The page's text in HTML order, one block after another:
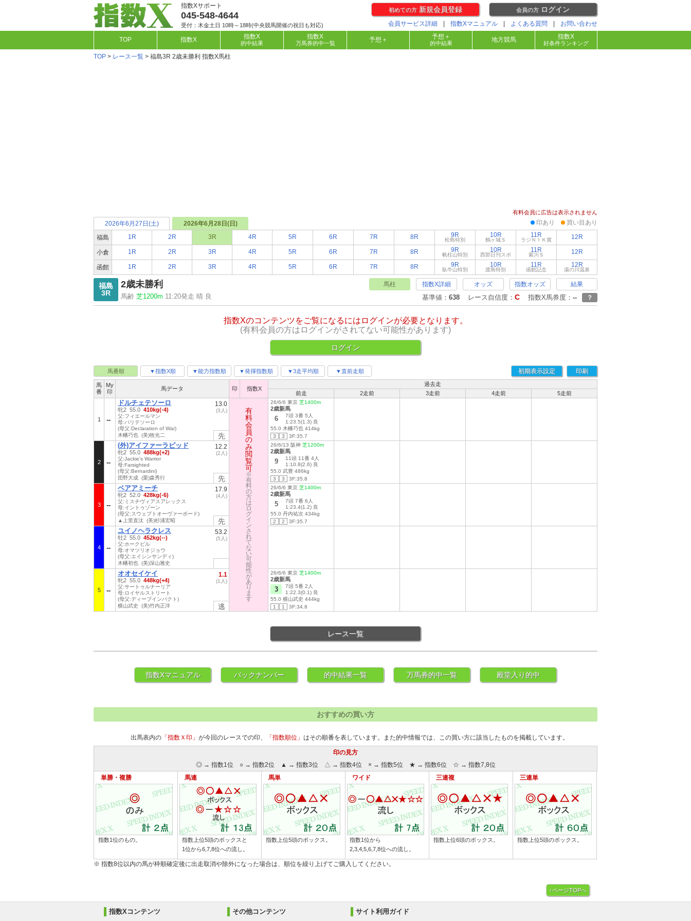
指数Xサポート
045-548-4644
受付：木金土日 10時～18時(中央競馬開催の祝日も対応)
初めての方新規会員登録 会員の方 ログイン
会員サービス詳細 指数Xマニュアル よくある質問 お問い合わせ
TOP 指数X 指数X
的中結果
指数X
万馬券的中一覧 予想＋ 予想＋
的中結果 地方競馬 指数X
好条件ランキング
TOP > レース一覧 > 福島3R 2歳未勝利 指数X馬柱
有料会員に広告は表示されません
2026年6月27日(土) 2026年6月28日(日) 印あり 買い目あり
福島 1R 2R 3R 4R 5R 6R 7R 8R 9R
松島特別
10R
鶴ヶ城Ｓ
11R
ラジＮＩＫ賞 12R
小倉 1R 2R 3R 4R 5R 6R 7R 8R 9R
帆柱山特別
10R
西部日刊スポ
11R
紫川Ｓ 12R
函館 1R 2R 3R 4R 5R 6R 7R 8R 9R
臥牛山特別
10R
渡島特別
11R
函館記念
12R
湯の川温泉
福島
3R
2歳未勝利
馬齢 芝1200m 11:20発走 晴 良
馬柱 指数X詳細 オッズ 指数オッズ 結果
基準値： 638 レース自信度： C 指数X馬券度： -- ？
指数Xのコンテンツをご覧になるにはログインが必要となります。
(有料会員の方はログインがされてない可能性があります)
ログイン
馬番順 ▼指数X順 ▼能力指数順 ▼発揮指数順 ▼3走平均順 ▼直前走順 初期表示設定 印刷
馬
番
My
印
馬データ 印 指数X
過去走
前走
2走前 3走前 4走前 5走前
1
ドルチェテソーロ
牝2 55.0 410kg(-4)
父:フィエールマン
母:パリテソーロ
(母父:Declaration of War)
木幡巧也 (美)牧光二
13.0
(3人)
先
有
料
会
員
の
み
閲
覧
可
※
有
料
の
方
は
ロ
グ
イ
ン
さ
れ
て
な
い
可
能
性
が
あ
り
ま
す
26/6/6 東京 芝1400m
2歳新馬
6
7頭 3番 5人
1:23.5(1.3) 良
55.0 木幡巧也 414kg
3
3 3F:35.7
2
(外)アイファーラピッド
牝2 55.0 488kg(+2)
父:Jackie's Warrior
母:Farsighted
(母父:Bernardini)
団野大成 (栗)森秀行
12.2
(2人)
先
26/6/13 阪神 芝1200m
2歳新馬
9
11頭 11番 4人
1:10.8(2.6) 良
55.0 武豊 486kg
3
3 3F:35.8
3
ベアアミーチ
牝2 52.0 428kg(-6)
父:ミスチヴィアスアレックス
母:イントゥゾーン
(母父:スウェプトオーヴァーボード)
▲上里直汰 (美)杉浦宏昭
17.9
(4人)
先
26/6/6 東京 芝1400m
2歳新馬
5
7頭 7番 6人
1:23.4(1.2) 良
55.0 丹内祐次 434kg
2
2 3F:35.7
4
ユイノヘラクレス
牡2 55.0 452kg(--)
父:ホークビル
母:オマツリオジョウ
(母父:エイシンサンディ)
木幡初也 (美)深山雅史
53.2
(5人)
5
オオセイケイ
牝2 55.0 448kg(+4)
父:サートゥルナーリア
母:ロイヤルストリート
(母父:ディープインパクト)
横山武史 (美)竹内正洋
1.1
(1人)
逃
26/6/6 東京 芝1400m
2歳新馬
3
7頭 5番 2人
1:22.3(0.1) 良
55.0 横山武史 444kg
1
1 3F:34.8
レース一覧
指数Xマニュアル バックナンバー 的中結果一覧 万馬券的中一覧 殿堂入り的中
おすすめの買い方
出馬表内の「指数Ｘ印」 が今回のレースでの印、 「指数順位」 はその順番を表しています。また的中情報では、この買い方に該当したものを掲載しています。
印の見方
◎ → 指数1位 ○ → 指数2位 ▲ → 指数3位 △ → 指数4位 × → 指数5位 ★ → 指数6位 ☆ → 指数7,8位
単勝・複勝
指数1位のもの。
馬連
指数上位5頭のボックスと
1位から6,7,8位への流し。
馬単
指数上位5頭のボックス。
ワイド
指数1位から
2,3,4,5,6,7,8位への流し。
三連複
指数上位6頭のボックス。
三連単
指数上位5頭のボックス。
※ 指数8位以内の馬が枠順確定後に出走取消や除外になった場合は、順位を繰り上げてご購入してください。
↑ページTOPへ
指数Xコンテンツ その他コンテンツ サイト利用ガイド